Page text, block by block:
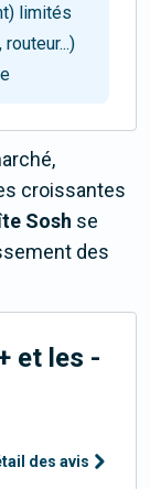
limités
croissantes
Sosh se
des
et les -
des avis